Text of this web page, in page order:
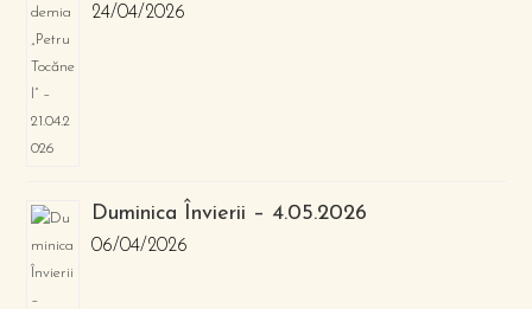
24/04/2026
Duminica Învierii – 4.05.2026
06/04/2026